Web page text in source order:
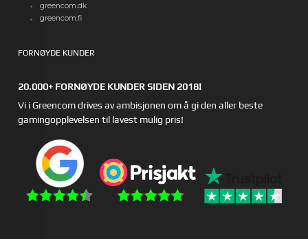
greencom.dk
greencom.fi
FORNØYDE KUNDER
20.000+ FORNØYDE KUNDER SIDEN 2018!
Vi i Greencom drives av ambisjonen om å gi den aller beste
gamingopplevelsen til lavest mulig pris!